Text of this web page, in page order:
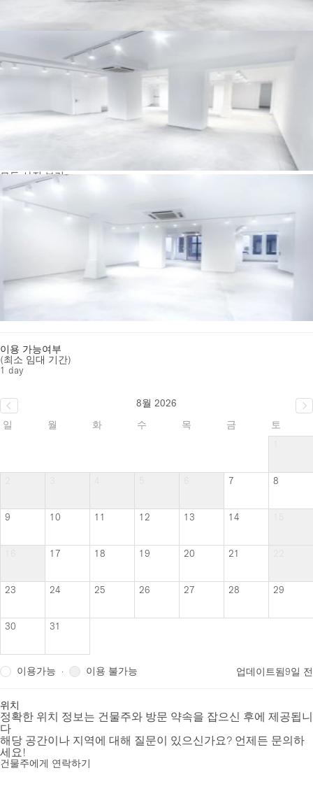
모든 사진 보기
이용 가능여부
(최소 임대 기간)
1 day
8월 2026
일
월 화 수 목 금
토
7 8
9 10 11 12 13 14
17 18 19 20 21
23 24 25 26 27 28 29
30 31
이용가능 · 이용 불가능 업데이트됨9일 전
위치
정확한 위치 정보는 건물주와 방문 약속을 잡으신 후에 제공됩니
다
해당 공간이나 지역에 대해 질문이 있으신가요? 언제든 문의하
세요!
건물주에게 연락하기